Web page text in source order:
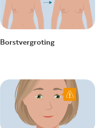
Borstvergroting